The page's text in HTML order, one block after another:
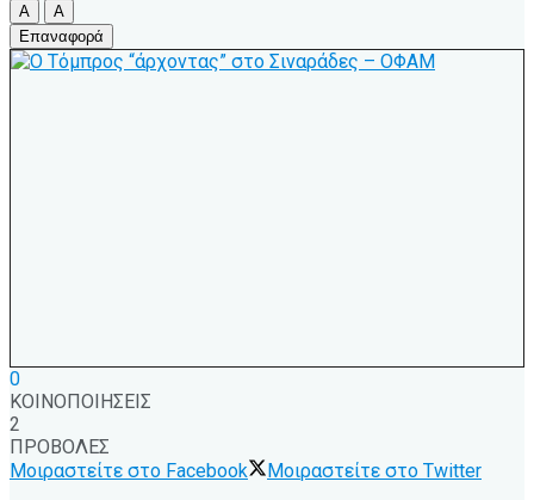
A
A
Επαναφορά
0
ΚΟΙΝΟΠΟΙΗΣΕΙΣ
2
ΠΡΟΒΟΛΕΣ
Μοιραστείτε στο Facebook
Μοιραστείτε στο Twitter